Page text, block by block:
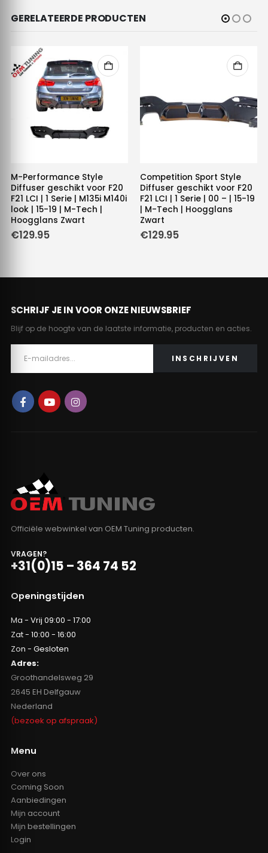
GERELATEERDE PRODUCTEN
M-Performance Style
Diffuser geschikt voor F20
F21 LCI | 1 Serie | M135i M140i
look | 15-19 | M-Tech |
Hoogglans Zwart
€129.95
Competition Sport Style
Diffuser geschikt voor F20
F21 LCI | 1 Serie | 00 – | 15-19
| M-Tech | Hoogglans
Zwart
€129.95
SCHRIJF JE IN VOOR ONZE NIEUWSBRIEF
Blijf op de hoogte van de laatste informatie, producten en acties.
Officiële webwinkel van OEM Tuning producten.
VRAGEN?
+31(0)15 – 364 74 52
Openingstijden
Ma - Vrij 09:00 - 17:00
Zat - 10:00 - 16:00
Zon - Gesloten
Adres:
Groothandelsweg 29
2645 EH Delfgauw
Nederland
(bezoek op afspraak)
Menu
Over ons
Coming Soon
Aanbiedingen
Mijn account
Mijn bestellingen
Login